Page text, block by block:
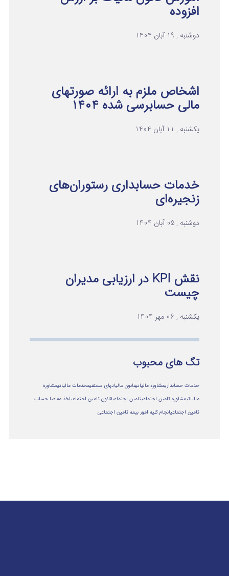
افزوده
دوشنبه , 19 آبان 1404
اشخاص ملزم به ارائه صورتهای
مالی حسابرسی شده ۱۴۰۴
یکشنبه , 11 آبان 1404
خدمات حسابداری رستوران‌های
زنجیره‌ای
دوشنبه , 05 آبان 1404
نقش KPI در ارزیابی مدیران
چیست
یکشنبه , 06 مهر 1404
تگ های محبوب
خدمات حسابداریمشاوره مالیاتیقانون مالیاتهای مستقیمخدمات مالیاتیمشاوره
مالياتيمشاوره تامین اجتماعیتامین اجتماعیقانون تامین اجتماعیاخذ مفاصا حساب
تامین اجتماعیانجام کلیه امور بیمه تامین اجتماعی